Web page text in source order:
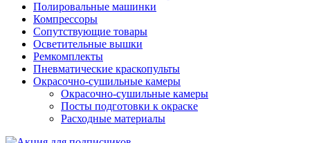
Полировальные машинки
Компрессоры
Сопутствующие товары
Осветительные вышки
Ремкомплекты
Пневматические краскопульты
Окрасочно-сушильные камеры
Окрасочно-сушильные камеры
Посты подготовки к окраске
Расходные материалы